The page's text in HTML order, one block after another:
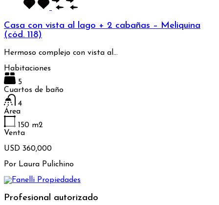
Casa con vista al lago + 2 cabañas – Meliquina
(cód. 118)
Hermoso complejo con vista al…
Habitaciones
5
Cuartos de baño
4
Área
150 m2
Venta
USD 360,000
Por Laura Pulichino
Profesional autorizado